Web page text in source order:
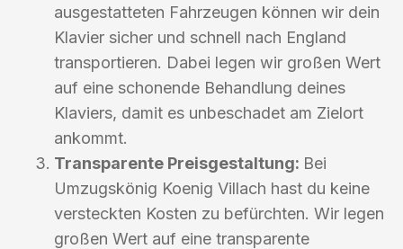
ausgestatteten Fahrzeugen können wir dein
Klavier sicher und schnell nach England
transportieren. Dabei legen wir großen Wert
auf eine schonende Behandlung deines
Klaviers, damit es unbeschadet am Zielort
ankommt.
Transparente Preisgestaltung: Bei
Umzugskönig Koenig Villach hast du keine
versteckten Kosten zu befürchten. Wir legen
großen Wert auf eine transparente